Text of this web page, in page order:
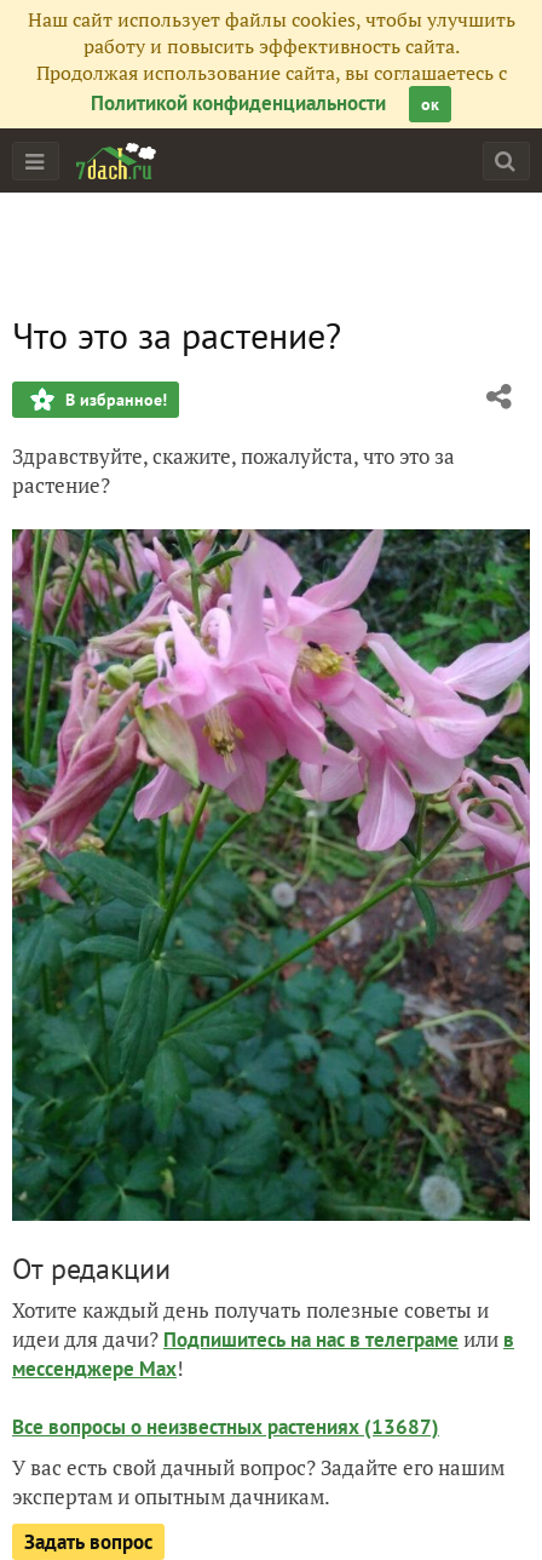
Наш сайт использует файлы cookies, чтобы улучшить
работу и повысить эффективность сайта.
Продолжая использование сайта, вы соглашаетесь с
Политикой конфиденциальности
ок
Что это за растение?
В избранное!
Здравствуйте, скажите, пожалуйста, что это за
растение?
От редакции
Хотите каждый день получать полезные советы и
идеи для дачи? Подпишитесь на нас в телеграме или в
мессенджере Max!
Все вопросы о неизвестных растениях (13687)
У вас есть свой дачный вопрос? Задайте его нашим
экспертам и опытным дачникам.
Задать вопрос